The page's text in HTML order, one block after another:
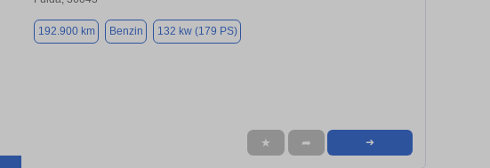
192.900 km Benzin 132 kw (179 PS)
★ ➦ ➜